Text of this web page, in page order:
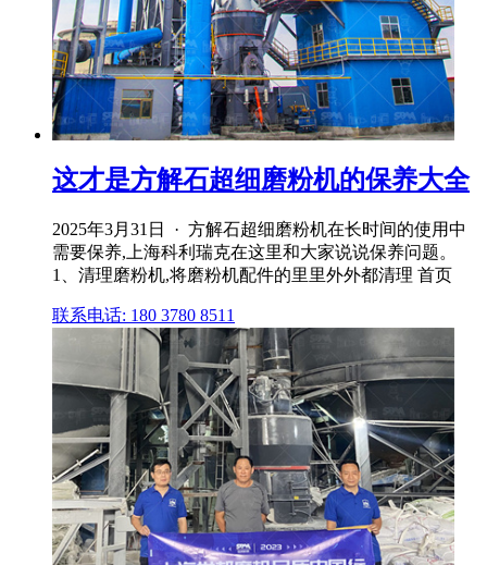
这才是方解石超细磨粉机的保养大全
2025年3月31日 · 方解石超细磨粉机在长时间的使用中
需要保养,上海科利瑞克在这里和大家说说保养问题。
1、清理磨粉机,将磨粉机配件的里里外外都清理 首页
联系电话: 180 3780 8511